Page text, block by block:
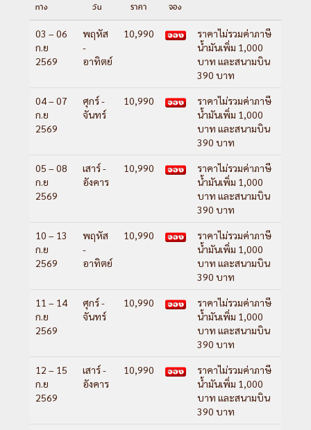
ทาง วัน ราคา จอง
03 – 06
ก.ย
2569
พฤหัส
-
อาทิตย์
10,990
ราคาไม่รวมค่าภาษี
น้ำมันเพิ่ม 1,000
บาท และสนามบิน
390 บาท
04 – 07
ก.ย
2569
ศุกร์ -
จันทร์
10,990
ราคาไม่รวมค่าภาษี
น้ำมันเพิ่ม 1,000
บาท และสนามบิน
390 บาท
05 – 08
ก.ย
2569
เสาร์ -
อังคาร
10,990
ราคาไม่รวมค่าภาษี
น้ำมันเพิ่ม 1,000
บาท และสนามบิน
390 บาท
10 – 13
ก.ย
2569
พฤหัส
-
อาทิตย์
10,990
ราคาไม่รวมค่าภาษี
น้ำมันเพิ่ม 1,000
บาท และสนามบิน
390 บาท
11 – 14
ก.ย
2569
ศุกร์ -
จันทร์
10,990
ราคาไม่รวมค่าภาษี
น้ำมันเพิ่ม 1,000
บาท และสนามบิน
390 บาท
12 – 15
ก.ย
2569
เสาร์ -
อังคาร
10,990
ราคาไม่รวมค่าภาษี
น้ำมันเพิ่ม 1,000
บาท และสนามบิน
390 บาท